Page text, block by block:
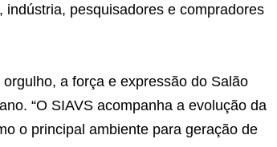
pesquisadores e compradores
a força e expressão do Salão
“O SIAVS acompanha a evolução da
o principal ambiente para geração de